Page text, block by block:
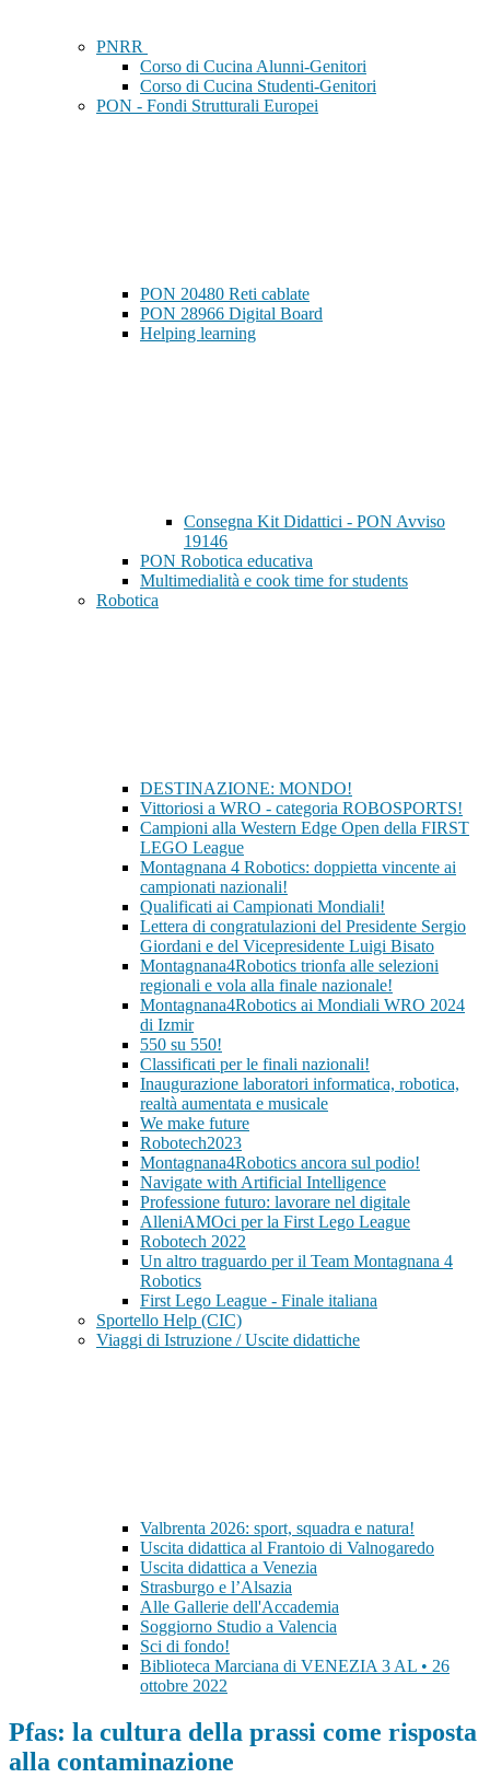
PNRR
Corso di Cucina Alunni-Genitori
Corso di Cucina Studenti-Genitori
PON - Fondi Strutturali Europei
PON 20480 Reti cablate
PON 28966 Digital Board
Helping learning
Consegna Kit Didattici - PON Avviso
19146
PON Robotica educativa
Multimedialità e cook time for students
Robotica
DESTINAZIONE: MONDO!
Vittoriosi a WRO - categoria ROBOSPORTS!
Campioni alla Western Edge Open della FIRST
LEGO League
Montagnana 4 Robotics: doppietta vincente ai
campionati nazionali!
Qualificati ai Campionati Mondiali!
Lettera di congratulazioni del Presidente Sergio
Giordani e del Vicepresidente Luigi Bisato
Montagnana4Robotics trionfa alle selezioni
regionali e vola alla finale nazionale!
Montagnana4Robotics ai Mondiali WRO 2024
di Izmir
550 su 550!
Classificati per le finali nazionali!
Inaugurazione laboratori informatica, robotica,
realtà aumentata e musicale
We make future
Robotech2023
Montagnana4Robotics ancora sul podio!
Navigate with Artificial Intelligence
Professione futuro: lavorare nel digitale
AlleniAMOci per la First Lego League
Robotech 2022
Un altro traguardo per il Team Montagnana 4
Robotics
First Lego League - Finale italiana
Sportello Help (CIC)
Viaggi di Istruzione / Uscite didattiche
Valbrenta 2026: sport, squadra e natura!
Uscita didattica al Frantoio di Valnogaredo
Uscita didattica a Venezia
Strasburgo e l’Alsazia
Alle Gallerie dell'Accademia
Soggiorno Studio a Valencia
Sci di fondo!
Biblioteca Marciana di VENEZIA 3 AL • 26
ottobre 2022
Pfas: la cultura della prassi come risposta
alla contaminazione